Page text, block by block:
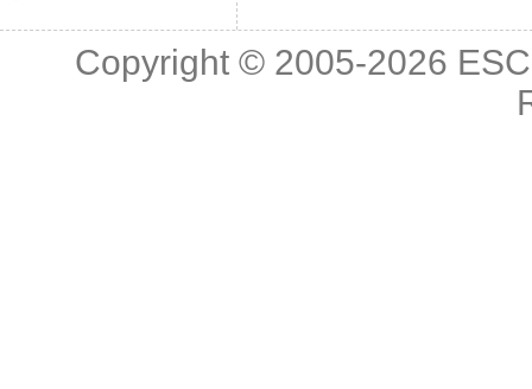
Copyright © 2005-2026